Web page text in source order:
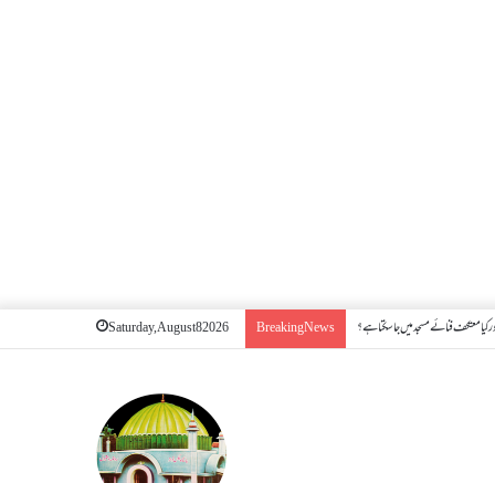
Saturday, August 8 2026 Breaking News معتکف فنائے مسجد میں جا سکتا ہے؟